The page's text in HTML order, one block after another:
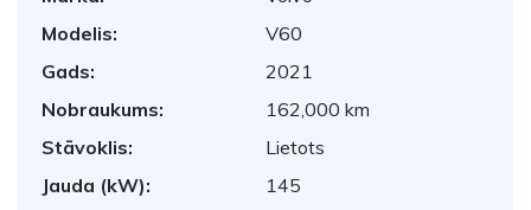
Modelis:
V60
Gads:
2021
Nobraukums:
162,000 km
Stāvoklis:
Lietots
Jauda (kW):
145